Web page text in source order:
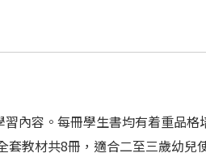
內容。每冊學生書均有着重品
教材共8冊，適合二至三歲幼